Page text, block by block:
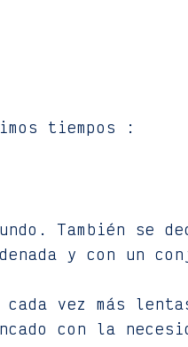
tiempos :
También se
y con un
vez más
con la